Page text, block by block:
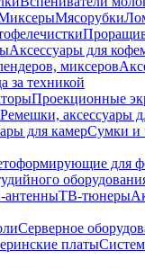
Мясорубки
Аксессуары для
миксеров
за техникой
Проекционные
Ремешки, аксессуары
для камерСумки и
для
антенныТВ-тюнеры
Серверное
платы